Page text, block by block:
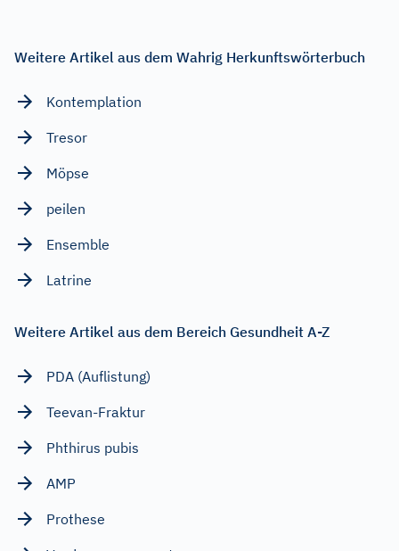
Weitere Artikel aus dem Wahrig Herkunftswörterbuch
Kontemplation
Tresor
Möpse
peilen
Ensemble
Latrine
Weitere Artikel aus dem Bereich Gesundheit A-Z
PDA (Auflistung)
Teevan-Fraktur
Phthirus pubis
AMP
Prothese